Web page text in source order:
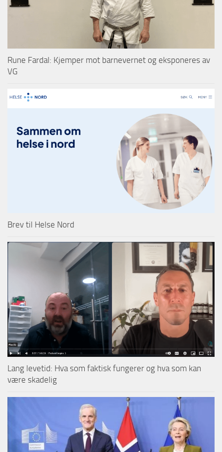
Rune Fardal: Kjemper mot barnevernet og eksponeres av
VG
Brev til Helse Nord
Lang levetid: Hva som faktisk fungerer og hva som kan
være skadelig